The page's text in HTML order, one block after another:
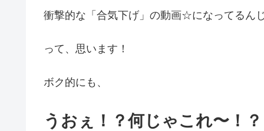
衝撃的な「合気下げ」の動画☆になってるん
って、思います！
ボク的にも、
うおぇ！？何じゃこれ〜！？